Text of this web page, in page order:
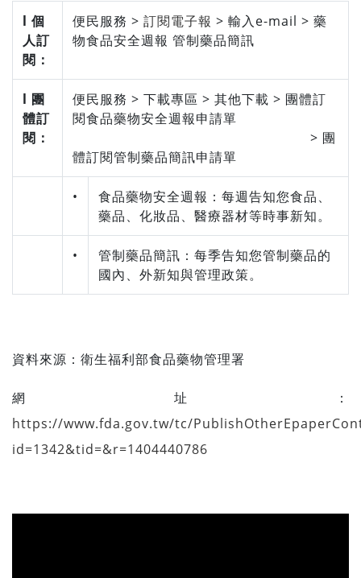
l 個
人訂
閱：
便民服務 > 訂閱電子報 > 輸入e-mail > 藥
物食品安全週報 管制藥品簡訊
l 團
體訂
閱：
便民服務 > 下載專區 > 其他下載 > 團體訂
閱食品藥物安全週報申請單
> 團
體訂閱管制藥品簡訊申請單
•
食品藥物安全週報：每週告知您食品、
藥品、化妝品、醫療器材等時事新知。
•
管制藥品簡訊：每季告知您管制藥品的
國內、外新知與管理政策。
資料來源： 衛生福利部食品藥物管理署
網址：
https://www.fda.gov.tw/tc/
id=1342&tid=&r=1404440786